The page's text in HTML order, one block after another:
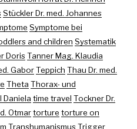
Stückler Dr. med. Johannes
Symptome bei
and children Systematik
DorisTanner Mag. Klaudia
GaborTeppich Thau Dr. med.
Theta Thorax- und
Daniela time travel Tockner Dr.
Otmartorture torture on
TranshumanismusTrigger